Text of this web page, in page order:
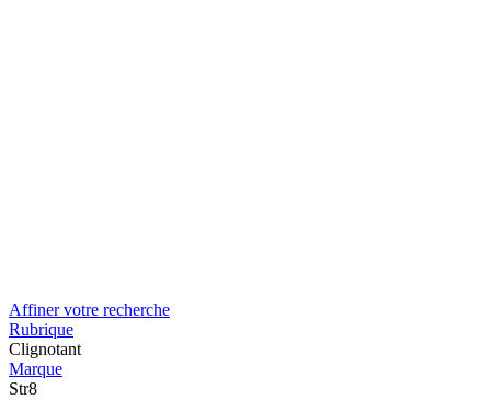
Affiner votre recherche
Rubrique
Clignotant
Marque
Str8